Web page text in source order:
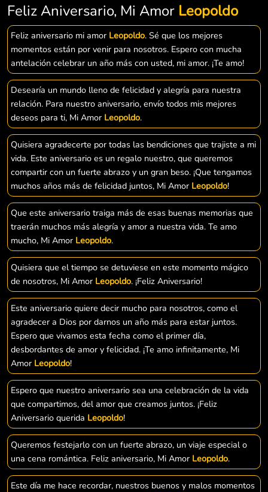
Feliz Aniversario, Mi Amor Leopoldo
Feliz aniversario mi amor Leopoldo. Sé que los mejores
momentos están por venir para nosotros. Espero con mucha
antelación celebrar un año más con usted, mi amor. ¡Te amo!
Desearía un mundo lleno de felicidad y alegría para nuestra
relación. Para nuestro aniversario, envío todos mis mejores
deseos para ti, Mi Amor Leopoldo.
Quisiera agradecerte por todas las bendiciones que trajiste a mi
vida. Este aniversario es un regalo nuestro, que queremos
compartir con un fuerte abrazo y un gran beso. ¡Que tengamos
muchos años más de felicidad juntos, Mi Amor Leopoldo!
Que este aniversario traiga más de esas buenas memorias que
traerán muchos más alegría y amor a nuestra vida. Te amo
mucho, Mi Amor Leopoldo.
Quisiera que el tiempo se detuviese en este momento mágico
de nosotros, Mi Amor Leopoldo. ¡Feliz Aniversario!
Este aniversario quiere decir mucho para nosotros, como el
agradecer a Dios por darnos un año más para estar juntos.
Espero que vivamos esta fecha como el primer día,
desbordantes de amor y felicidad. ¡Te amo infinitamente, Mi
Amor Leopoldo!
Espero que nuestro aniversario sea una celebración de la vida
que compartimos, del amor que creamos juntos. ¡Feliz
Aniversario querida Leopoldo!
Queremos festejarlo con un fuerte abrazo, un viaje especial o
una cena romántica. Feliz aniversario, Mi Amor Leopoldo.
Este día me hace recordar, nuestros buenos y malos momentos